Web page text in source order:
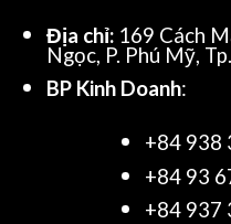
Địa chỉ: 169 Cách
Ngọc, P. Phú Mỹ,
BP Kinh Doanh:
+84 938
+84 93
+84 937